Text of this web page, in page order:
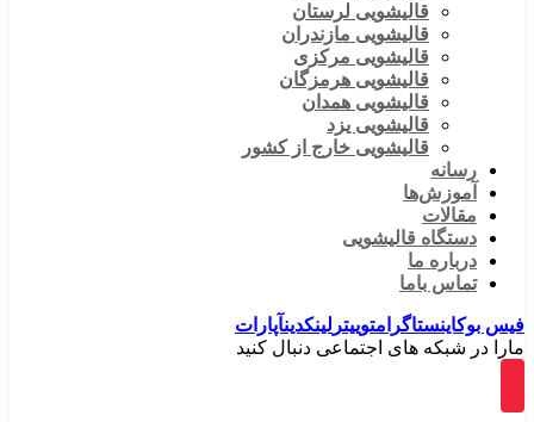
قالیشویی لرستان
قالیشویی مازندران
قالیشویی مرکزی
قالیشویی هرمزگان
قالیشویی همدان
قالیشویی یزد
قالیشویی خارج از کشور
رسانه
آموزش‌ها
مقالات
دستگاه قالیشویی
درباره ما
تماس باما
فیس بوکاینستاگرامتوییتر لینکدینآپارات
مارا در شبکه های اجتماعی دنبال کنید